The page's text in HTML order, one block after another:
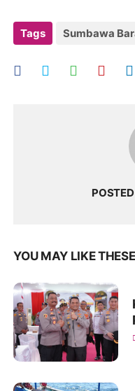
Tags Sumbawa
YOU MAY LIKE